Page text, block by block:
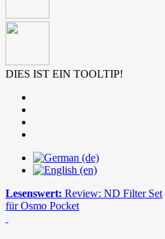
DIES IST EIN TOOLTIP!
Lesenswert: Review: ND Filter Set
für Osmo Pocket